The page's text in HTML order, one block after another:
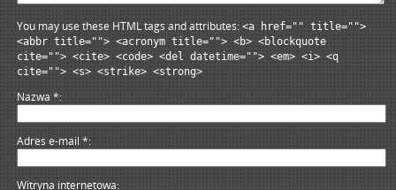
You may use these HTML tags and attributes:<a href="" title="">
<abbr title=""> <acronym title=""> <b> <blockquote
cite=""> <cite> <code> <del datetime=""> <em> <i> <q
cite=""> <s> <strike> <strong>
Nazwa*
Adres e-mail*
Witryna internetowa